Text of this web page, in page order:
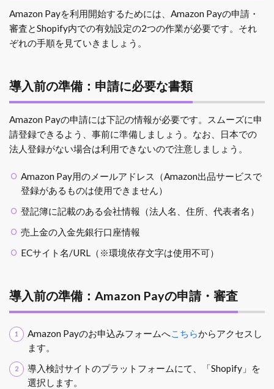
Amazon Payを利用開始するためには、Amazon Payの申請・
審査とShopify内での有効設定の2つの作業が必要です。 それ
ぞれの手順を見ていきましょう。
導入前の準備：申請に必要な書類
Amazon Payの申請には下記の情報が必要です。スムーズに申
請登録できるよう、事前に準備しましょう。なお、日本での
法人登録がない場合は利用できないので注意しましょう。
Amazon Pay用のメールアドレス （Amazon出品サービスで
登録があるものは使用できません）
登記簿に記載のある会社情報（法人名、住所、代表者名）
売上金の入金先銀行口座情報
ECサイト名/URL（※環境依存文字は使用不可）
導入前の準備：Amazon Payの申請・審査
Amazon Payのお申込みフォームへこちらからアクセスし
ます。
導入検討サイトのプラットフォームにて、「Shopify」を
選択します。